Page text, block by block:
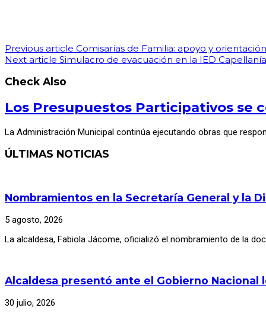
Previous article Comisarías de Familia: apoyo y
Next article Simulacro de evacuación en la IED Capellanía
Check Also
Los Presupuestos Participativos se
La Administración Municipal continúa ejecutando obras que
ÚLTIMAS NOTICIAS
Nombramientos en la Secretaría General y la
5 agosto, 2026
La alcaldesa, Fabiola Jácome, oficializó el nombramiento de la
Alcaldesa presentó ante el Gobierno
30 julio, 2026